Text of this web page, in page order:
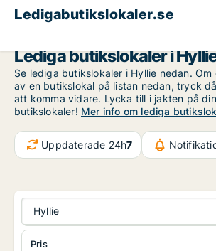
Ledigabutikslokaler.se
Lediga butikslokaler i
Se lediga butikslokaler i Hyllie nedan.
av en butikslokal på listan nedan, tryck
att komma vidare. Lycka till i jakten på
butikslokaler! Mer info om lediga
Uppdaterade 24h7
Hyllie
Pris